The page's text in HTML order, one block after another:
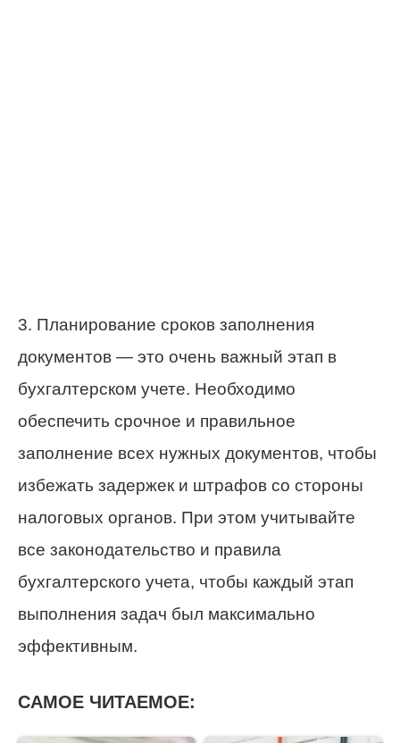
3. Планирование сроков заполнения
документов — это очень важный этап в
бухгалтерском учете. Необходимо
обеспечить срочное и правильное
заполнение всех нужных документов, чтобы
избежать задержек и штрафов со стороны
налоговых органов. При этом учитывайте
все законодательство и правила
бухгалтерского учета, чтобы каждый этап
выполнения задач был максимально
эффективным.
САМОЕ ЧИТАЕМОЕ: